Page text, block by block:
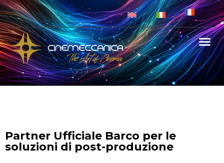
Partner Ufficiale Barco per le
soluzioni di post-produzione